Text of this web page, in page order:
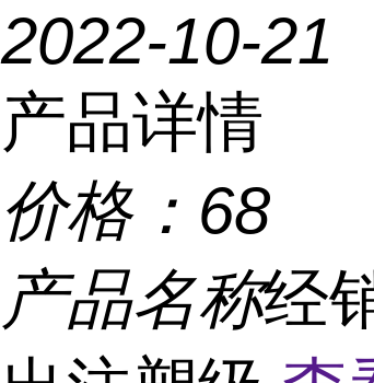
2022-10-21
产品详情
价格： 68
产品名称经